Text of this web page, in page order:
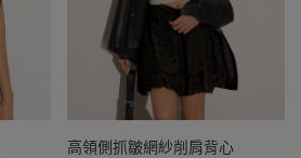
高領側抓皺網紗削肩背心